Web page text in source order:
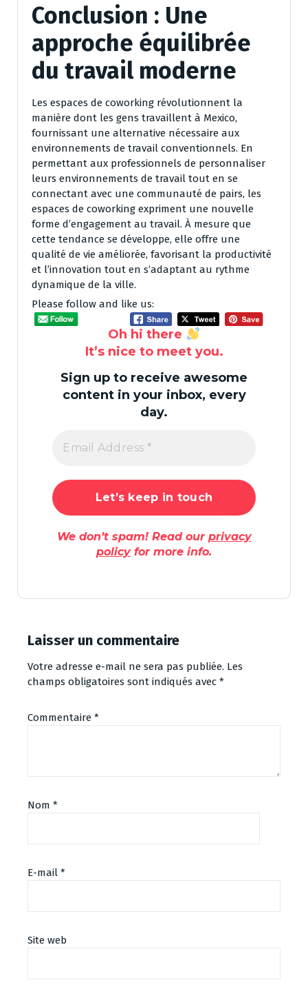
Conclusion : Une
approche équilibrée
du travail moderne
Les espaces de coworking révolutionnent la
manière dont les gens travaillent à Mexico,
fournissant une alternative nécessaire aux
environnements de travail conventionnels. En
permettant aux professionnels de personnaliser
leurs environnements de travail tout en se
connectant avec une communauté de pairs, les
espaces de coworking expriment une nouvelle
forme d’engagement au travail. À mesure que
cette tendance se développe, elle offre une
qualité de vie améliorée, favorisant la productivité
et l’innovation tout en s’adaptant au rythme
dynamique de la ville.
Please follow and like us:
Oh hi there
It’s nice to meet you.
Sign up to receive awesome
content in your inbox, every
day.
We don’t spam! Read our privacy
policyfor more info.
Laisser un commentaire
Votre adresse e-mail ne sera pas publiée. Les
champs obligatoires sont indiqués avec *
Commentaire *
Nom *
E-mail *
Site web